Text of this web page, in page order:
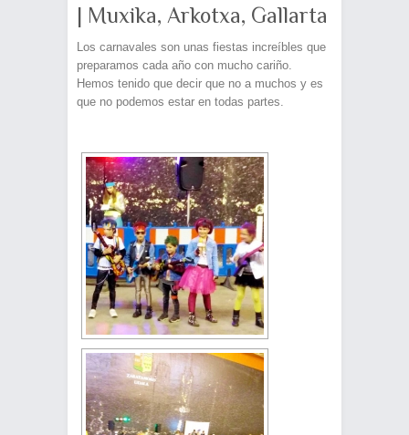
| Muxika, Arkotxa, Gallarta
Los carnavales son unas fiestas increíbles que
preparamos cada año con mucho cariño.
Hemos tenido que decir que no a muchos y es
que no podemos estar en todas partes.